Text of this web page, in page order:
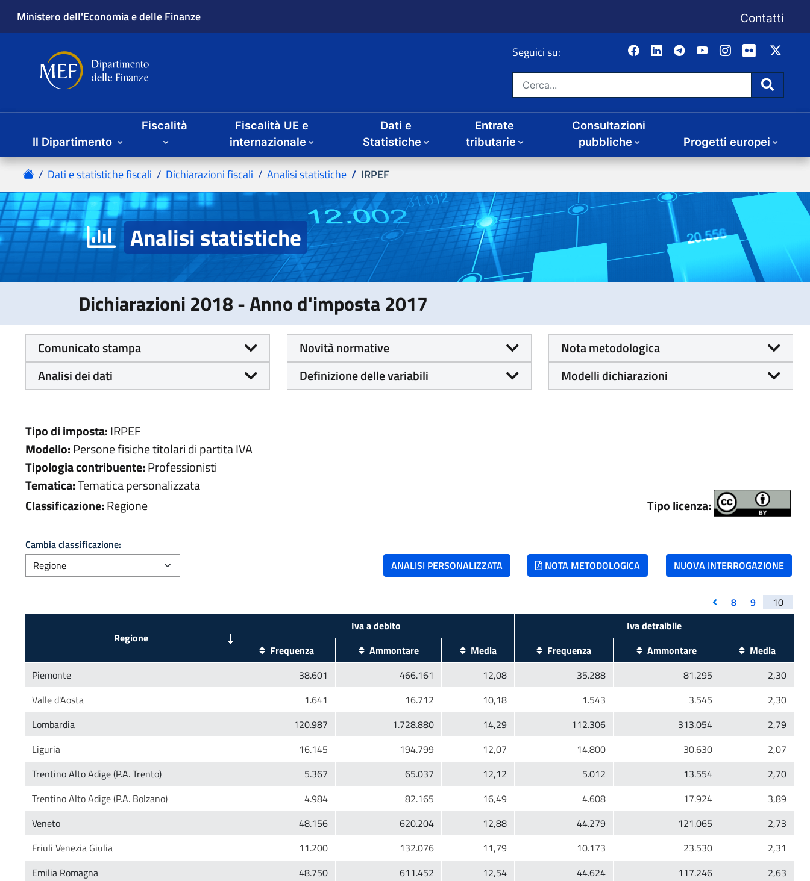
Il Dipartimento
Fiscalità Fiscalità UE e Dati e Entrate
Consultazioni
Progetti europei
IRPEF
Analisi statistiche
Dichiarazioni 2018 - Anno d'imposta 2017
Comunicato stampa Novità normative
Nota metodologica
Analisi dei dati
Definizione delle variabili Modelli dichiarazioni
Tipo di imposta:IRPEF
Modello:Persone fisiche titolari di partita IVA
Tipologia contribuente:Professionisti
Tematica:Tematica personalizzata
Classificazione:Regione Tipo licenza:
Cambia classificazione:
NOTA METODOLOGICA
NUOVA INTERROGAZIONE
8 9 10